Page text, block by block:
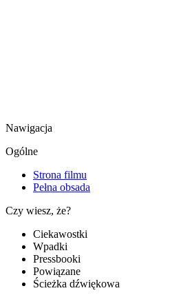
Nawigacja
Ogólne
Strona filmu
Pełna obsada
Czy wiesz, że?
Ciekawostki
Wpadki
Pressbooki
Powiązane
Ścieżka dźwiękowa